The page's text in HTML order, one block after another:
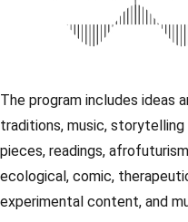
The program includes ideas
traditions, music,
pieces, readings,
ecological, comic,
experimental content, and